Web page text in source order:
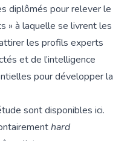
diplômés pour relever le
» à laquelle se livrent les
les profils experts
et de l’intelligence
pour développer la
sont disponibles ici.
hard